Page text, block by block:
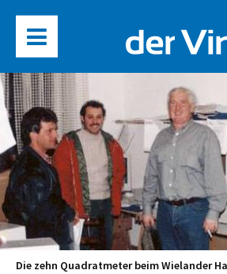
Die zehn Quadratmeter beim Wielander